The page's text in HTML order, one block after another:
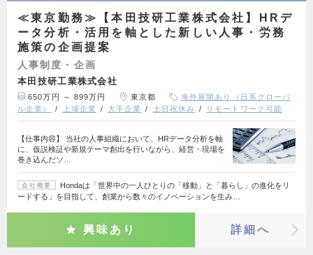
≪東京勤務≫【本田技研工業株式会社】HRデ
ータ分析・活用を軸とした新しい人事・労務
施策の企画提案
人事制度・企画
本田技研工業株式会社
650万円 ～ 899万円 東京都
海外展開あり（日系グローバ
ル企業）
上場企業 大手企業 土日祝休み リモートワーク可能
【仕事内容】 当社の人事組織において、HRデータ分析を軸
に、仮説検証や新規テーマ創出を行いながら、経営・現場を
巻き込んだソ…
会社概要
Hondaは「世界中の一人ひとりの「移動」と「暮らし」の進化をリ
ードする」を目指して、創業から数々のイノベーションを生み…
興味あり 詳細へ